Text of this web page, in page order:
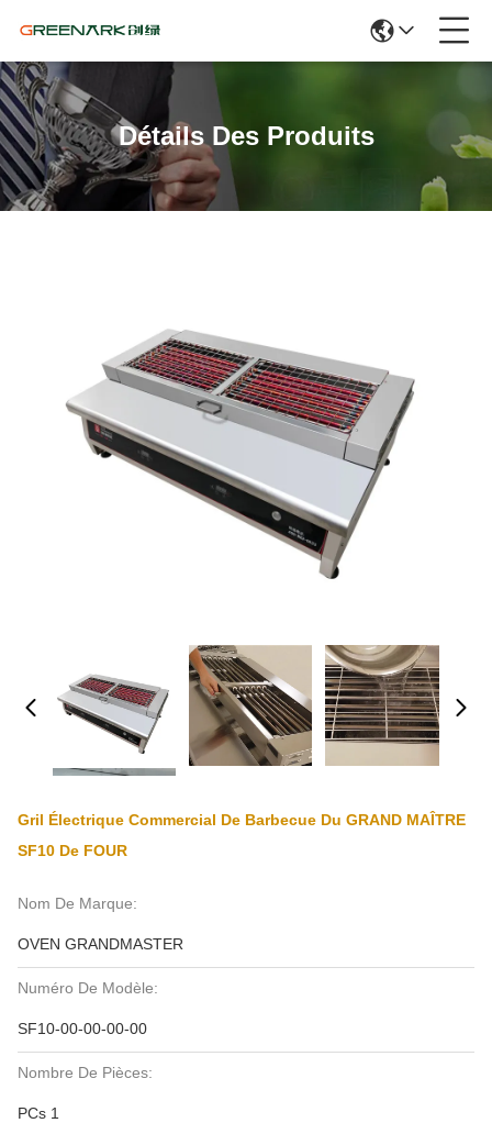
Détails Des Produits
Gril Électrique Commercial De Barbecue Du GRAND MAÎTRE
SF10 De FOUR
Nom De Marque:
OVEN GRANDMASTER
Numéro De Modèle:
SF10-00-00-00-00
Nombre De Pièces:
PCs 1